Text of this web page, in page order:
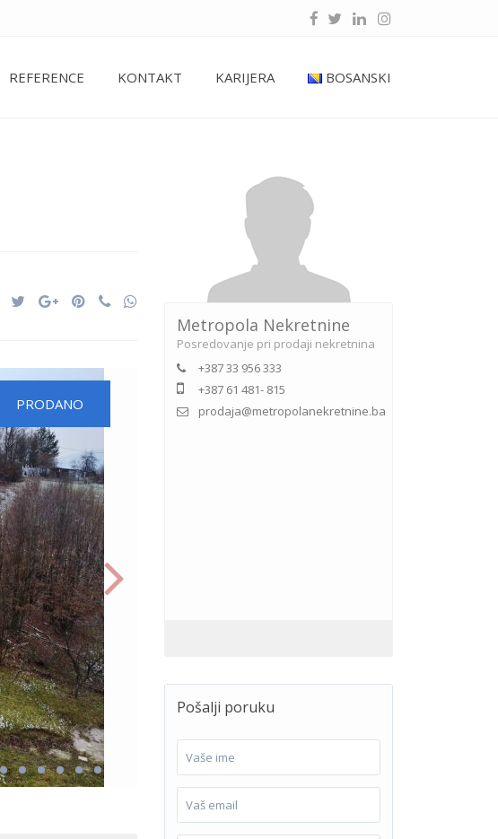
REFERENCE KONTAKT KARIJERA BOSANSKI
PRODANO
Metropola Nekretnine
Posredovanje pri prodaji nekretnina
+387 33 956 333
+387 61 481- 815
prodaja@metropolanekretnine.ba
Pošalji poruku